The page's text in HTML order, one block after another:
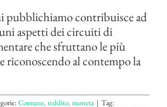
pubblichiamo contribuisce ad
aspetti dei circuiti di
che sfruttano le più
riconoscendo al contempo la
Comune, reddito, moneta | Tag: